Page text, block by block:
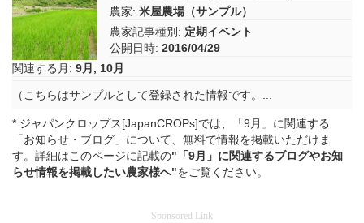
農家: 米屋農場（サンプル）
農家記事種別: 定期イベント
公開日時: 2016/04/29
関連する月: 9月 , 10月
（こちらはサンプルとして登録された情報です。...
* ジャパンクロップス[JapanCROPs]では、「9月」に関連する
「お知らせ・ブログ」について、無料で情報を掲載いただけま
す。詳細はこのページに記載の"「9月」に関連するブログやお知
らせ情報を掲載したい農家様へ"をご覧ください。
Sponsored Link